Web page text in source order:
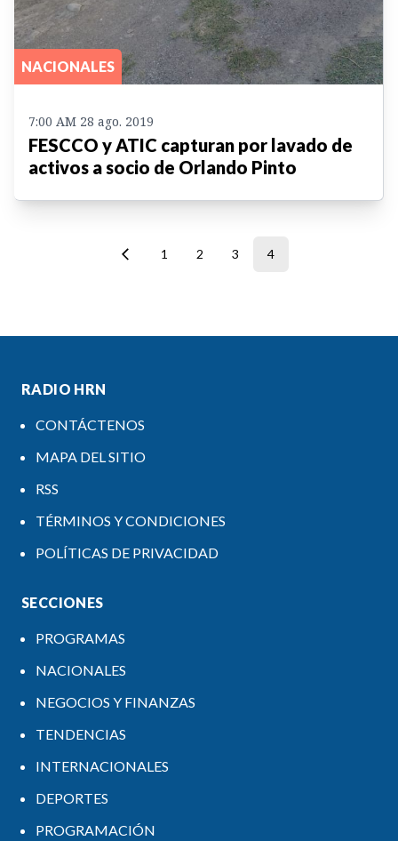
NACIONALES
7:00 AM 28 ago. 2019
FESCCO y ATIC capturan por lavado de
activos a socio de Orlando Pinto
1 2 3 4
RADIO HRN
CONTÁCTENOS
MAPA DEL SITIO
RSS
TÉRMINOS Y CONDICIONES
POLÍTICAS DE PRIVACIDAD
SECCIONES
PROGRAMAS
NACIONALES
NEGOCIOS Y FINANZAS
TENDENCIAS
INTERNACIONALES
DEPORTES
PROGRAMACIÓN